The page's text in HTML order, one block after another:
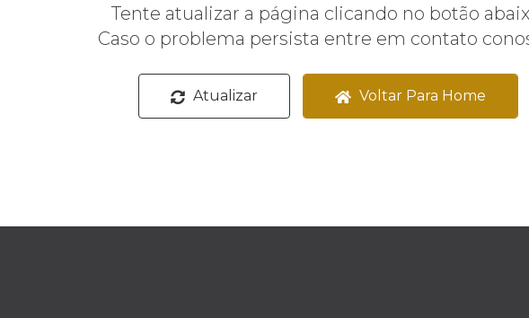
Tente atualizar a página clicando no botão
Caso o problema persista entre em contato
Atualizar Voltar Para Home